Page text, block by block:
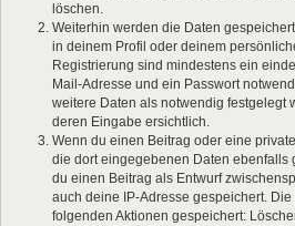
löschen.
Weiterhin werden die Daten
in deinem Profil oder deinem
Registrierung sind mindestens ein
Mail-Adresse und ein Passwort
weitere Daten als notwendig festgelegt
deren Eingabe ersichtlich.
Wenn du einen Beitrag oder eine
die dort eingegebenen Daten ebenfalls
du einen Beitrag als Entwurf
auch deine IP-Adresse gespeichert.
folgenden Aktionen gespeichert: